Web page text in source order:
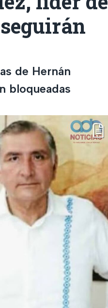
de Hernán
bloqueadas